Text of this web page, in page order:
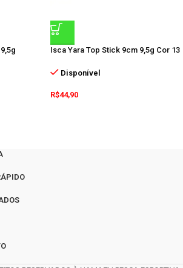
Isca Yara Top Stick 9cm 9,5g Cor 13
Disponível
R$44,90